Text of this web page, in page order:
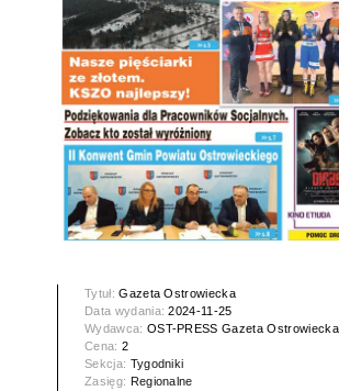
Tytuł:Gazeta Ostrowiecka
Data wydania:2024-11-25
Wydawca: OST-PRESS Gazeta
Cena: 2
Sekcja: Tygodniki
Zasięg: Regionalne